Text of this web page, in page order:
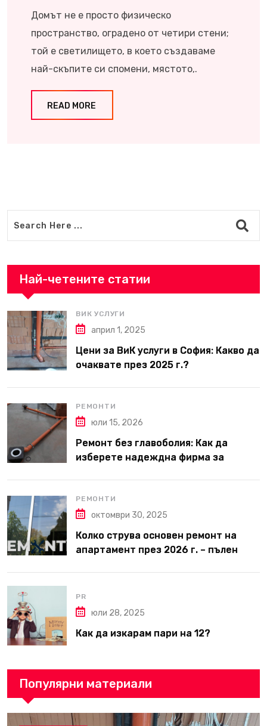
Домът не е просто физическо
пространство, оградено от четири стени;
той е светилището, в което създаваме
най-скъпите си спомени, мястото,.
READ MORE
Най-четените статии
ВИК УСЛУГИ
април 1, 2025
Цени за ВиК услуги в София: Какво да
очаквате през 2025 г.?
РЕМОНТИ
юли 15, 2026
Ремонт без главоболия: Как да
изберете надеждна фирма за
РЕМОНТИ
октомври 30, 2025
Колко струва основен ремонт на
апартамент през 2026 г. – пълен
PR
юли 28, 2025
Как да изкарам пари на 12?
Популярни материали